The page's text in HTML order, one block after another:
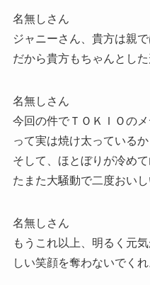
名無しさん
ジャニーさん、貴方は親で
だから貴方もちゃんとし
名無しさん
今回の件でＴＯＫＩＯの
って実は焼け太っているか
そして、ほとぼりが冷め
たまた大騒動で二度おいし
名無しさん
もうこれ以上、明るく元
しい笑顔を奪わないでく